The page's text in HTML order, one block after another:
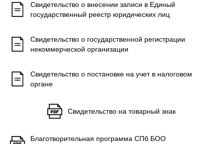
Свидетельство о внесении записи в Единый
государственный реестр юридических лиц
Свидетельство о государственной регистрации
некоммерческой организации
Свидетельство о постановке на учет в налоговом
органе
Свидетельство на товарный знак
Благотворительная программа СПб БОО